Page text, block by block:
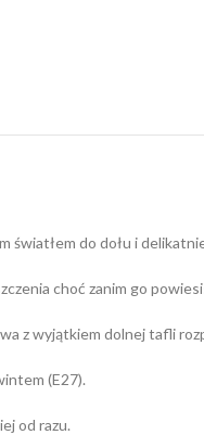
światłem do dołu i
choć zanim go
z wyjątkiem dolnej tafli
(E27).
od razu.